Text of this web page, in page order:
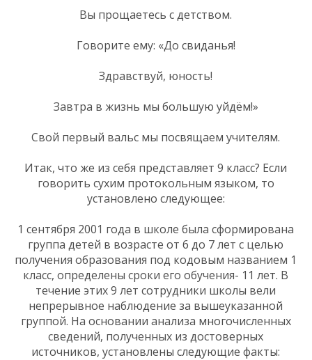
Вы прощаетесь с детством.
Говорите ему: «До свиданья!
Здравствуй, юность!
Завтра в жизнь мы большую уйдём!»
Свой первый вальс мы посвящаем учителям.
Итак, что же из себя представляет 9 класс? Если
говорить сухим протокольным языком, то
установлено следующее:
1 сентября 2001 года в школе была сформирована
группа детей в возрасте от 6 до 7 лет с целью
получения образования под кодовым названием 1
класс, определены сроки его обучения- 11 лет. В
течение этих 9 лет сотрудники школы вели
непрерывное наблюдение за вышеуказанной
группой. На основании анализа многочисленных
сведений, полученных из достоверных
источников, установлены следующие факты: